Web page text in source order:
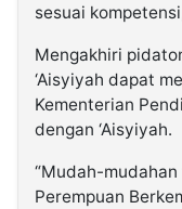
sesuai
Mengakhiri
‘Aisyiyah dapat
Kementerian
dengan ‘Aisyiyah.
“Mudah-
Perempuan